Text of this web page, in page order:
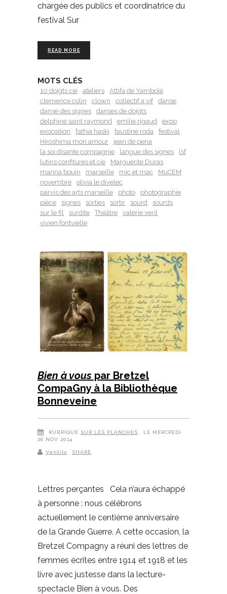
chargée des publics et coordinatrice du
festival Sur
READ MORE
MOTS CLÉS
10 doigts cie ateliers
Attifa de Yambolé
clemence colin
clown collectif a vif
danse
danse des signes
danses de doigts
delphine saint raymond
emilie rigaud
expo
exposition
fathia haski faustine roda
festival
Hiroshima mon amour
jean de pena
la soi disante compagnie
langue des signes
lsf
lutins confitures et cie
Marguerite Duras
marina bouin
marseille mic et mac
MuCEM
novembre
olivia le divelec
parvis des arts marseille
photo
photographie
pièce
signes sorties sortir sourd
sourds
sur le fil
surdite Théâtre
valerie veril
vivien fontvielle
Bien à vous par Bretzel
CompaGny à la Bibliothèque
Bonneveine
RUBRIQUE SUR LES PLANCHES , LE MERCREDI
26 NOV 2014
Ventilo SHARE
Lettres perçantes Cela n’aura échappé
à personne : nous célébrons
actuellement le centième anniversaire
de la Grande Guerre. A cette occasion, la
Bretzel Compagny a réuni des lettres de
femmes écrites entre 1914 et 1918 et les
livre avec justesse dans la lecture-
spectacle Bien à vous. Des